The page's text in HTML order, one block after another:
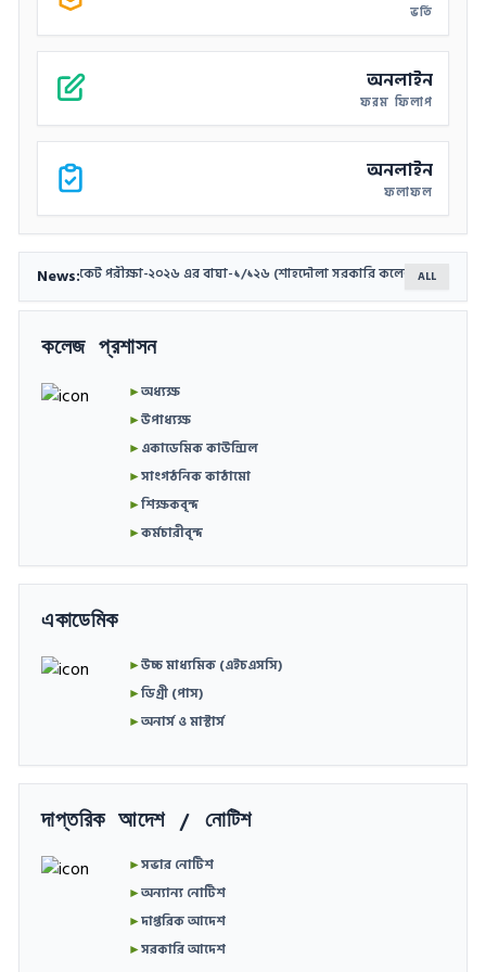
ভর্তি
অনলাইন
ফরম ফিলাপ
অনলাইন
ফলাফল
News:
সার্টিফিকেট পরীক্ষা-২০২৬ এর বাঘা-১/১২৬ (শাহদৌলা সরকারি কলেজ) কেন্দ্রেরALL
কলেজ প্রশাসন
►অধ্যক্ষ
►উপাধ্যক্ষ
►একাডেমিক কাউন্সিল
►সাংগঠনিক কাঠামো
►শিক্ষকবৃন্দ
►কর্মচারীবৃন্দ
একাডেমিক
►উচ্চ মাধ্যমিক (এইচএসসি)
►ডিগ্রী (পাস)
►অনার্স ও মাস্টার্স
দাপ্তরিক আদেশ / নোটিশ
►সভার নোটিশ
►অন্যান্য নোটিশ
►দাপ্তরিক আদেশ
►সরকারি আদেশ